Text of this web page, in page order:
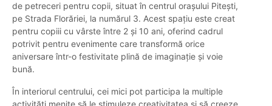
de petreceri pentru copii, situat în centrul orașului Pitești,
pe Strada Florăriei, la numărul 3. Acest spațiu este creat
pentru copiii cu vârste între 2 și 10 ani, oferind cadrul
potrivit pentru evenimente care transformă orice
aniversare într-o festivitate plină de imaginație și voie
bună.
În interiorul centrului, cei mici pot participa la multiple
activități menite să le stimuleze creativitatea și să creeze